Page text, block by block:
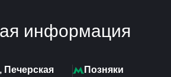
информация
Печерская
Позняки